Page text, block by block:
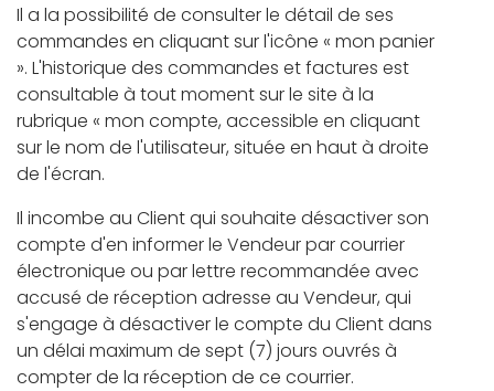
Il a la possibilité de consulter le détail de ses
commandes en cliquant sur l'icône « mon panier
». L'historique des commandes et factures est
consultable à tout moment sur le site à la
rubrique « mon compte, accessible en cliquant
sur le nom de l'utilisateur, située en haut à droite
de l'écran.
Il incombe au Client qui souhaite désactiver son
compte d'en informer le Vendeur par courrier
électronique ou par lettre recommandée avec
accusé de réception adresse au Vendeur, qui
s'engage à désactiver le compte du Client dans
un délai maximum de sept (7) jours ouvrés à
compter de la réception de ce courrier.